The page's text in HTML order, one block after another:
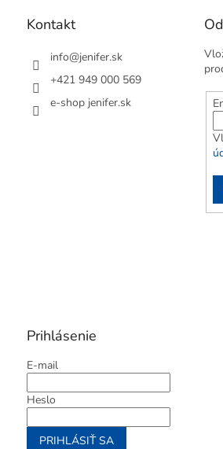
Kontakt
info@jenifer.sk
+421 949 000 569
e-shop jenifer.sk
je 5 z 5 hviezdičiek.
Prihlásenie
E-mail
Heslo
PRIHLÁSIŤ SA